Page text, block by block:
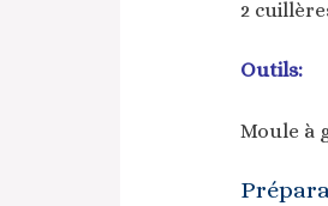
2
Outils:
Moule à